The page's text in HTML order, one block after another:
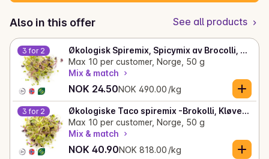
Also in this offer See all products
3 for 2
Økologisk Spiremix, Spicymix av Brocolli, Reddik, Kløver
Max 10 per customer, Norge, 50 g
Mix & match
NOK 24.50
Current price is: NOK 24.50
NOK 490.00 /kg
Unit price: NOK 490.00 /kg
3 for 2
Økologiske Taco spiremix -Brokolli, Kløver, Mungbønner
Max 10 per customer, Norge, 50 g
Mix & match
NOK 40.90
Current price is: NOK 40.90
NOK 818.00 /kg
Unit price: NOK 818.00 /kg